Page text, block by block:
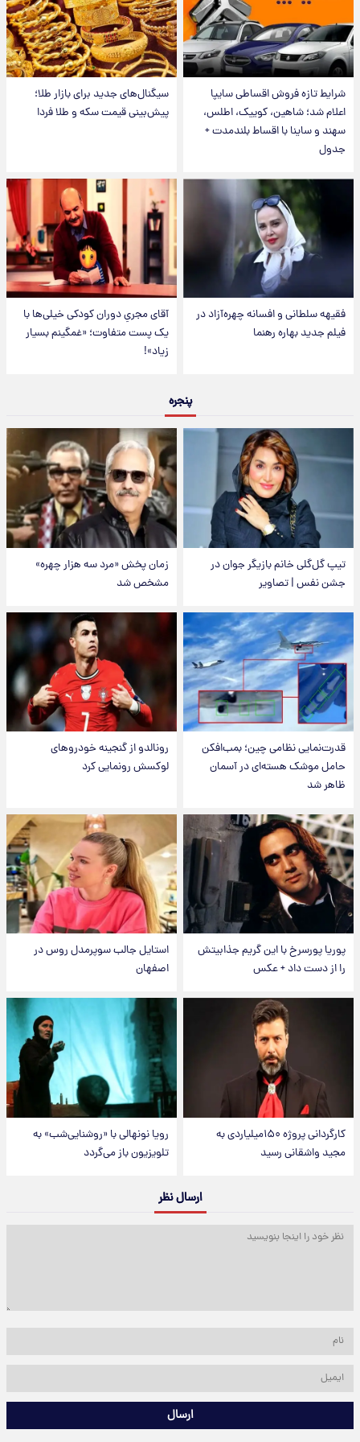
شرایط تازه فروش اقساطی سایپا
اعلام شد؛ شاهین، کوییک، اطلس،
سهند و ساینا با اقساط بلندمدت +
جدول
سیگنال‌های جدید برای بازار طلا؛
پیش‌بینی قیمت سکه و طلا فردا
فقیهه سلطانی و افسانه چهره‌آزاد در
فیلم جدید بهاره رهنما
آقای مجریِ دوران کودکی خیلی‌ها با
یک پست متفاوت؛ «غمگینم بسیار
زیاد»!
پنجره
تیپ گل‌گلی خانم بازیگر جوان در
جشن نفس | تصاویر
زمان پخش «مرد سه هزار چهره»
مشخص شد
قدرت‌نمایی نظامی چین؛ بمب‌افکن
حامل موشک هسته‌ای در آسمان
ظاهر شد
رونالدو از گنجینه خودروهای
لوکسش رونمایی کرد
پوریا پورسرخ با این گریم جذابیتش
را از دست داد + عکس
استایل جالب سوپرمدل روس در
اصفهان
کارگردانی پروژه ۱۵۰میلیاردی به
مجید واشقانی رسید
رویا نونهالی با «روشنایی‌شب» به
تلویزیون باز می‌گردد
ارسال نظر
ارسال